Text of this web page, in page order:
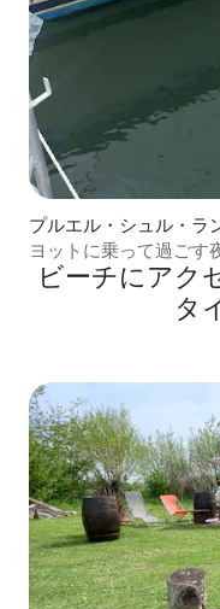
プルエル・シュル・ラ
ヨットに乗って過ごす
ビーチにアク
タ